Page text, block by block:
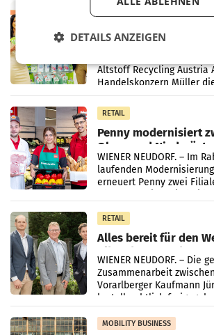
RETAIL
Müller informieren am
Über den gesamten
Altstoff Recycling Austria
Handelskonzern Müller
„Kreislauf-Helden“ in
Müller-Filialen
RETAIL
Penny modernisiert
Ober- und
WIENER NEUDORF. – Im
laufenden
erneuert Penny zwei
RETAIL
Alles bereit für den
Albrecht setzt ab
WIENER NEUDORF. – Die
Zusammenarbeit
Vorarlberger Kaufmann
kartellrechtlich
Bundeskartellanwalt
MOBILITY BUSINESS
DETAILS ANZEIGEN